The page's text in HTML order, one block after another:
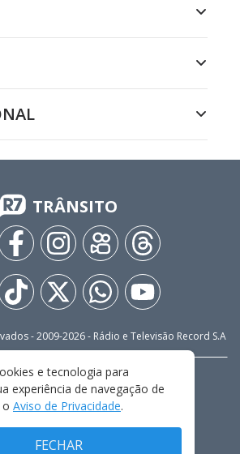
TRÂNSITO
- 2009-2026- Rádio e Televisão Record S.A
FALE CONOSCO
PRIVACIDADE
E CONDIÇÕES DE USO
e tecnologia para
experiência de navegação de
Aviso de Privacidade.
FECHAR